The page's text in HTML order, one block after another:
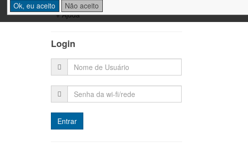
Ok, eu aceito
Não aceito
+ Ajuda
Login